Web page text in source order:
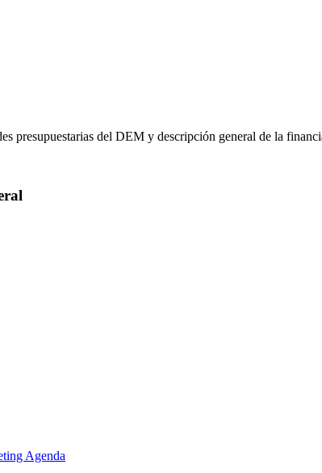
presupuestarias del DEM y descripción general de la
Agenda